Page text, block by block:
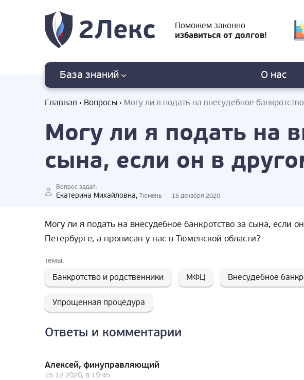
Поможем законно
избавиться от долгов!
База знаний О нас
Главная Вопросы Могу ли я подать на внесудебное
Могу ли я подать на
сына, если он в
Вопрос задал:
Екатерина Михайловна, Тюмень 15 декабря 2020
Могу ли я подать на внесудебное банкротство за сына, если
Петербурге, а прописан у нас в Тюменской области?
темы:
Банкротство и родственники МФЦ Внесудебное
Упрощенная процедура
Ответы и комментарии
Алексей, финуправляющий
15.12.2020, в 19:45